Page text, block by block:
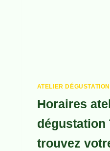
ATELIER DÉGUSTATION
Horaires
dégustation
trouvez